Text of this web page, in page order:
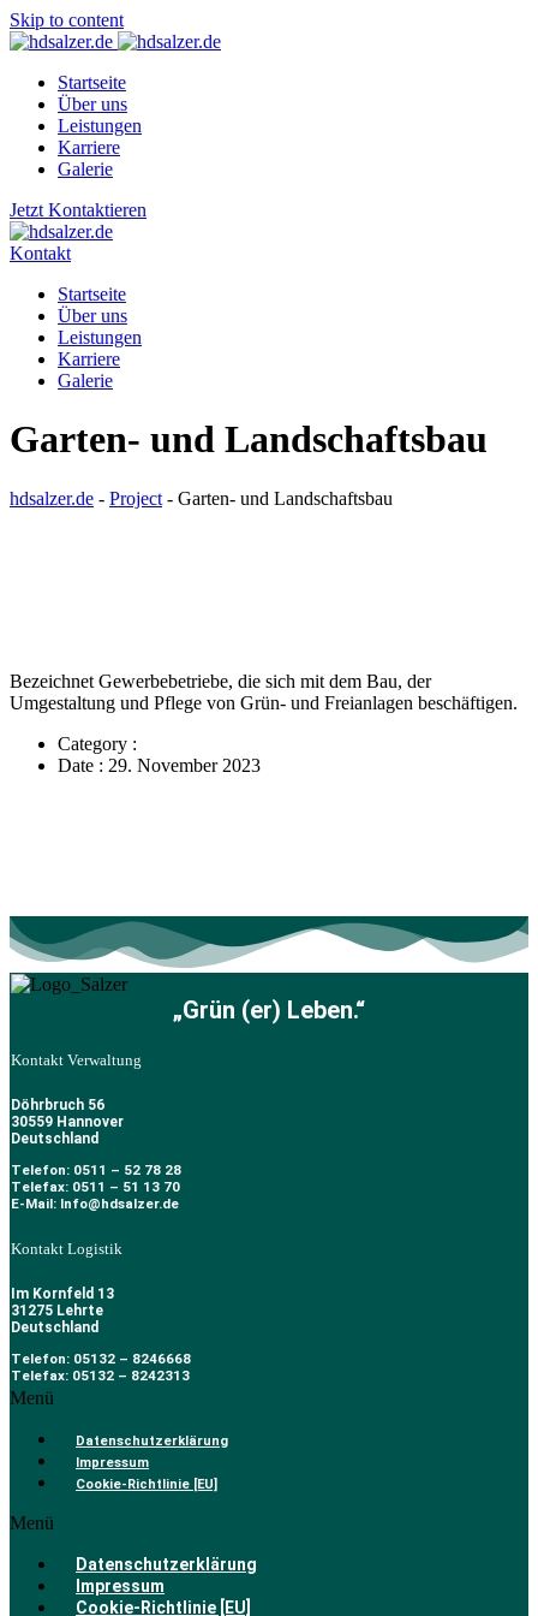
Skip to content
Startseite
Über uns
Leistungen
Karriere
Galerie
Jetzt Kontaktieren
Kontakt
Startseite
Über uns
Leistungen
Karriere
Galerie
Garten- und Landschaftsbau
hdsalzer.de - Project - Garten- und Landschaftsbau
Bezeichnet Gewerbebetriebe, die sich mit dem Bau, der
Umgestaltung und Pflege von Grün- und Freianlagen beschäftigen.
Category :
Date : 29. November 2023
„Grün (er) Leben.“
Kontakt Verwaltung
Döhrbruch 56
30559 Hannover
Deutschland
Telefon: 0511 – 52 78 28
Telefax: 0511 – 51 13 70
E-Mail: Info@hdsalzer.de
Kontakt Logistik
Im Kornfeld 13
31275 Lehrte
Deutschland
Telefon: 05132 – 8246668
Telefax: 05132 – 8242313
Menü
Datenschutzerklärung
Impressum
Cookie-Richtlinie [EU]
Menü
Datenschutzerklärung
Impressum
Cookie-Richtlinie [EU]